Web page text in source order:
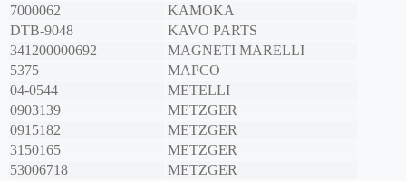
7000062
KAMOKA
DTB-9048
KAVO PARTS
341200000692
MAGNETI MARELLI
5375
MAPCO
04-0544
METELLI
0903139
METZGER
0915182
METZGER
3150165
METZGER
53006718
METZGER